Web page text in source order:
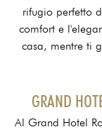
rifugio perfetto
comfort e
casa, mentre ti
GRAND
Al Grand Hotel